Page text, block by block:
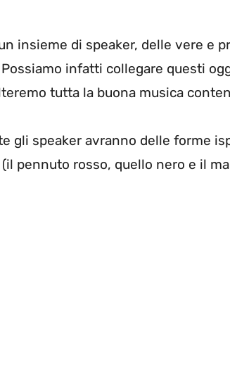
insieme di speaker, delle vere e
infatti collegare questi
tutta la buona musica
gli speaker avranno delle forme
pennuto rosso, quello nero e il